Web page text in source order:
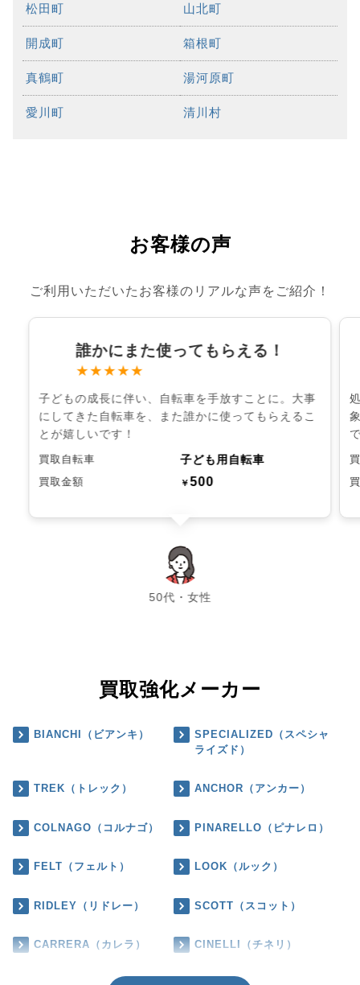
松田町 山北町
開成町 箱根町
真鶴町 湯河原町
愛川町 清川村
お客様の声
ご利用いただいたお客様のリアルな声をご紹介！
誰かにまた使ってもらえる！
★★★★★
子どもの成長に伴い、自転車を手放すことに。大事
にしてきた自転車を、また誰かに使ってもらえるこ
とが嬉しいです！
買取自転車 子ども用自転車
買取金額 ￥500
50代・女性
chevron_left chevron_right
買取強化メーカー
BIANCHI（ビアンキ）
SPECIALIZED（スペシャ
ライズド）
TREK（トレック） ANCHOR（アンカー）
COLNAGO（コルナゴ） PINARELLO（ピナレロ）
FELT（フェルト） LOOK（ルック）
RIDLEY（リドレー） SCOTT（スコット）
CARRERA（カレラ） CINELLI（チネリ）